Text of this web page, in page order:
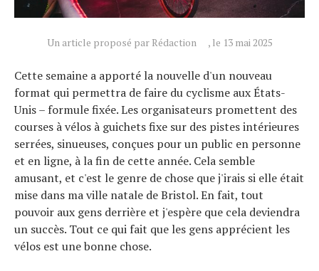
Un article proposé par Rédaction , le 13 mai 2025
Cette semaine a apporté la nouvelle d'un nouveau
format qui permettra de faire du cyclisme aux États-
Unis – formule fixée. Les organisateurs promettent des
courses à vélos à guichets fixe sur des pistes intérieures
serrées, sinueuses, conçues pour un public en personne
et en ligne, à la fin de cette année. Cela semble
amusant, et c'est le genre de chose que j'irais si elle était
mise dans ma ville natale de Bristol. En fait, tout
pouvoir aux gens derrière et j'espère que cela deviendra
un succès. Tout ce qui fait que les gens apprécient les
vélos est une bonne chose.
Actualités
Technologies
Tests de produits
Conseils